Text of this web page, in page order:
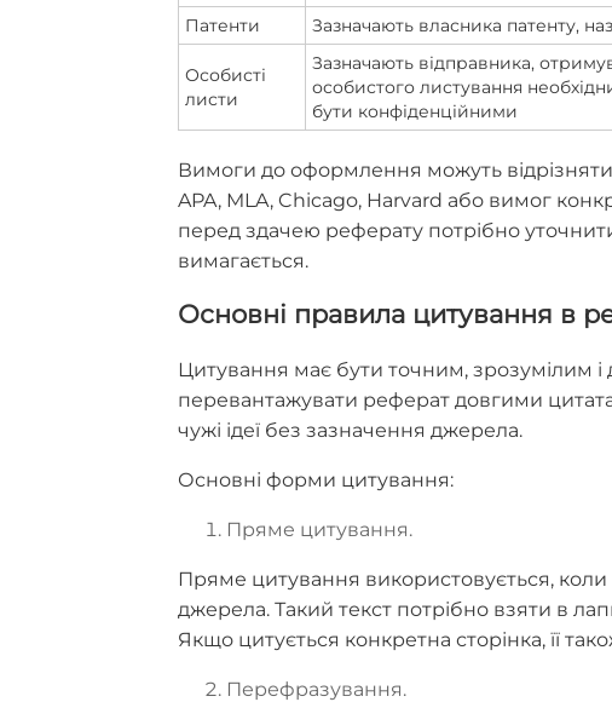
Патенти
Зазначають власника патенту,
Особисті
листи
Зазначають відправника,
особистого листування
бути конфіденційними
Вимоги до оформлення можуть
APA, MLA, Chicago, Harvard або вимог
перед здачею реферату потрібно
вимагається.
Основні правила цитування в
Цитування має бути точним, зрозумілим
перевантажувати реферат довгими
чужі ідеї без зазначення джерела.
Основні форми цитування:
Пряме цитування.
Пряме цитування використовується,
джерела. Такий текст потрібно взяти в
Якщо цитується конкретна сторінка, її
Перефразування.